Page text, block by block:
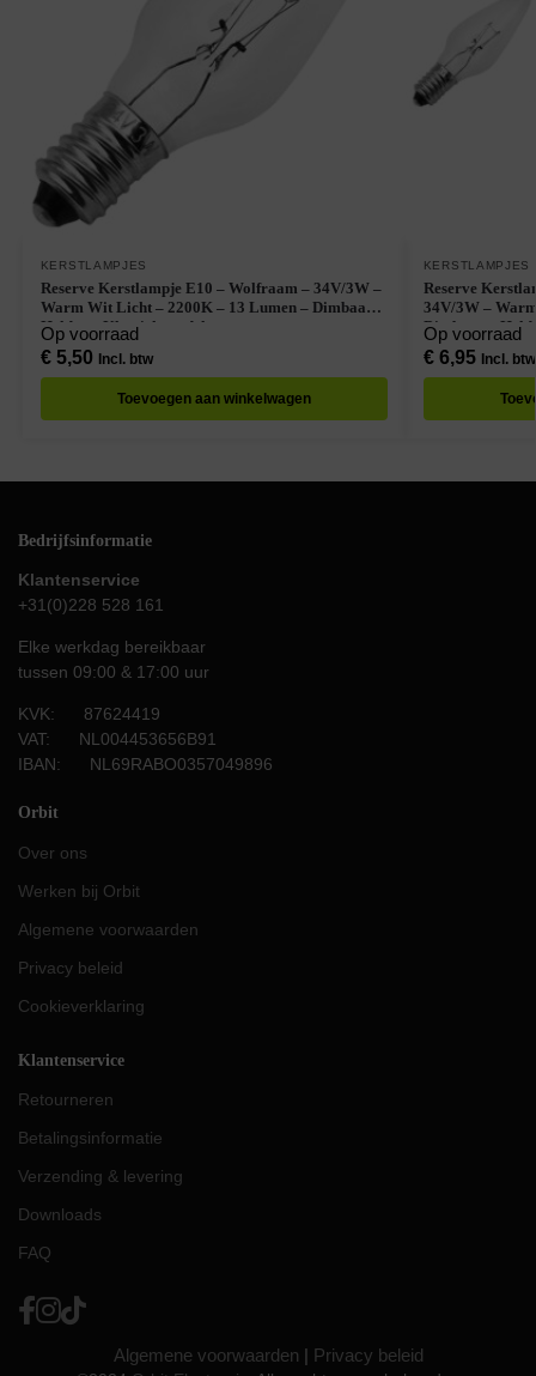
KERSTLAMPJES
Reserve Kerstlampje E10 – Wolfraam – 34V/3W –
Warm Wit Licht – 2200K – 13 Lumen – Dimbaar –
Helder – Klassiek model
Op voorraad
€5,50 Incl. btw
Toevoegen aan winkelwagen
KERSTLAMPJES
Reserve
34V/3W –
Dimbaar –
Op voorraad
€6,95 Incl. btw
Bedrijfsinformatie
Klantenservice
+31(0)228 528 161
Elke werkdag bereikbaar
tussen 09:00 & 17:00 uur
KVK: 87624419
VAT: NL004453656B91
IBAN: NL69RABO0357049896
Orbit
Over ons
Werken bij Orbit
Algemene voorwaarden
Privacy beleid
Cookieverklaring
Klantenservice
Retourneren
Betalingsinformatie
Verzending & levering
Downloads
FAQ
Algemene voorwaarden | Privacy beleid